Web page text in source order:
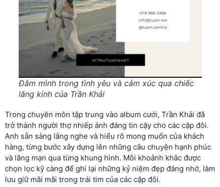
Đắm mình trong tình yêu và cảm xúc qua chiếc
lăng kính của Trần Khải
Trong chuyên môn tập trung vào album cưới, Trần Khải đã
trở thành người thợ nhiếp ảnh đáng tin cậy cho các cặp đôi.
Anh sẵn sàng lắng nghe và hiểu rõ mong muốn của khách
hàng, từng bước xây dựng lên những câu chuyện hạnh phúc
và lãng mạn qua từng khung hình. Mỗi khoảnh khắc được
chọn lọc kỹ càng để ghi lại những kỷ niệm đẹp đáng nhớ, làm
lưu giữ mãi mãi trong trái tim của các cặp đôi.